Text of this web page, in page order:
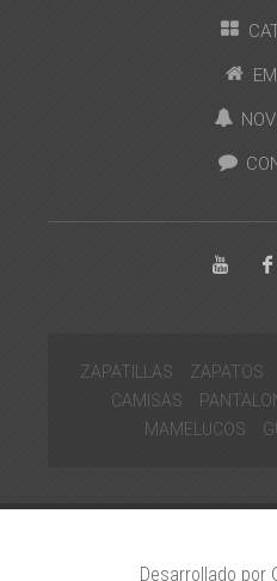
ZAPATILLAS ZAPATOS
CAMISAS
MAMELUCOS
Desarrollado por